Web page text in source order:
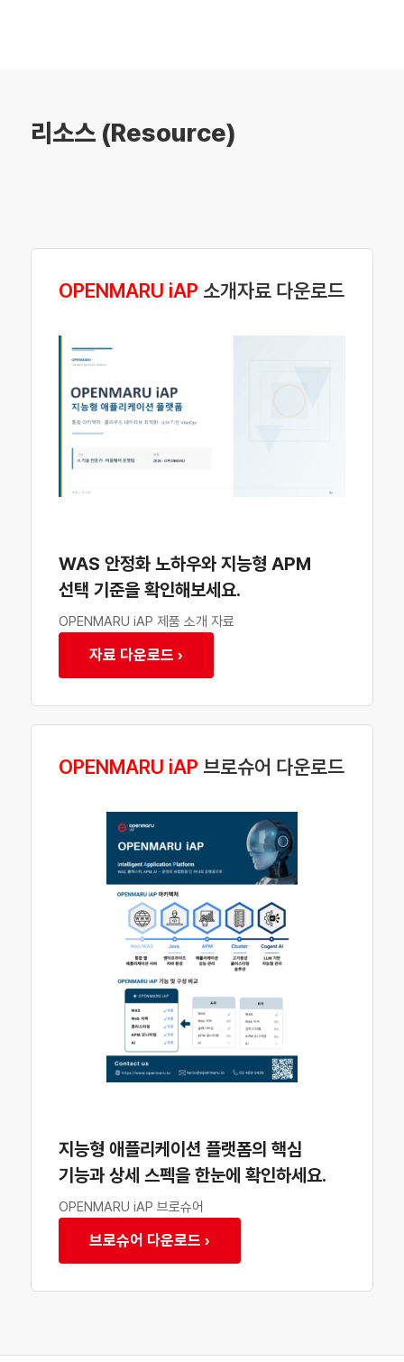
리소스 (Resource)
OPENMARU iAP 소개자료 다운로드
WAS 안정화 노하우와 지능형 APM
선택 기준을 확인해보세요.
OPENMARU iAP 제품 소개 자료
자료 다운로드 ›
OPENMARU iAP 브로슈어 다운로드
지능형 애플리케이션 플랫폼의 핵심
기능과 상세 스펙을 한눈에 확인하세요.
OPENMARU iAP 브로슈어
브로슈어 다운로드 ›